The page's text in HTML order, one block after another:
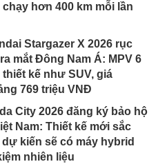
chạy hơn 400 km mỗi lần
Stargazer X 2026 rục
mắt Đông Nam Á: MPV 6
thiết kế như SUV, giá
769 triệu VNĐ
City 2026 đăng ký bảo hộ
Nam: Thiết kế mới sắc
dự kiến sẽ có máy hybrid
nhiên liệu